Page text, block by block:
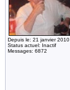
Depuis le: 21 janvier 2010
Status actuel: Inactif
Messages: 6872